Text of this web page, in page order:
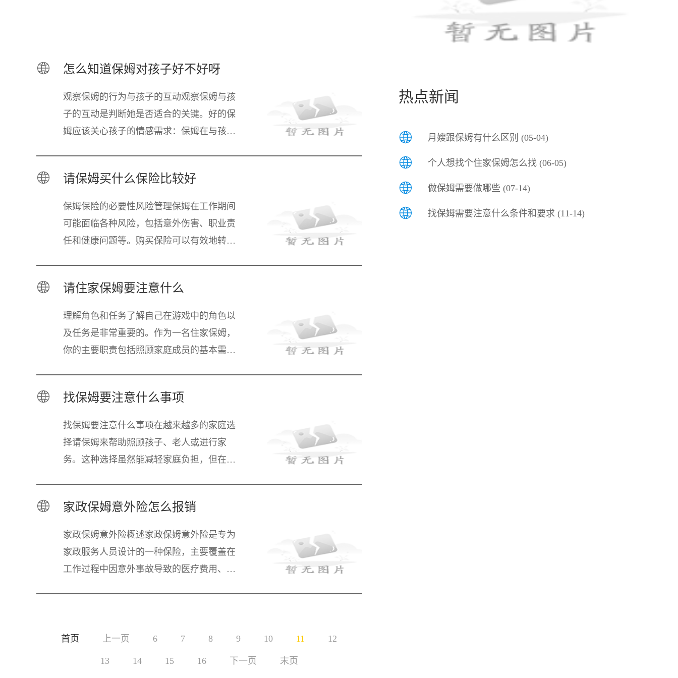
怎么知道保姆对孩子好不好呀
观察保姆的行为与孩子的互动观察保姆与孩
子的互动是判断她是否适合的关键。好的保
姆应该关心孩子的情感需求：保姆在与孩子
请保姆买什么保险比较好
保姆保险的必要性风险管理保姆在工作期间
可能面临各种风险，包括意外伤害、职业责
任和健康问题等。购买保险可以有效地转移
请住家保姆要注意什么
理解角色和任务了解自己在游戏中的角色以
及任务是非常重要的。作为一名住家保姆，
你的主要职责包括照顾家庭成员的基本需
找保姆要注意什么事项
找保姆要注意什么事项在越来越多的家庭选
择请保姆来帮助照顾孩子、老人或进行家
务。这种选择虽然能减轻家庭负担，但在找
家政保姆意外险怎么报销
家政保姆意外险概述家政保姆意外险是专为
家政服务人员设计的一种保险，主要覆盖在
工作过程中因意外事故导致的医疗费用、伤
首页 上一页 6 7 8 9 10 11 12
13 14 15 16 下一页 末页
热点新闻
月嫂跟保姆有什么区别 (05-04)
个人想找个住家保姆怎么找 (06-05)
做保姆需要做哪些 (07-14)
找保姆需要注意什么条件和要求 (11-14)